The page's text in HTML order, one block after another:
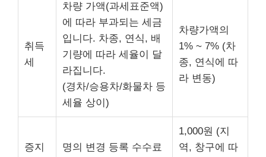
취득
세
차량 가액(과세표준액)
에 따라 부과되는 세금
입니다. 차종, 연식, 배
기량에 따라 세율이 달
라집니다.
(경차/승용차/화물차 등
세율 상이)
차량가액의
1% ~ 7% (차
종, 연식에 따
라 변동)
증지
명의 변경 등록 수수료
1,000원 (지
역, 창구에 따